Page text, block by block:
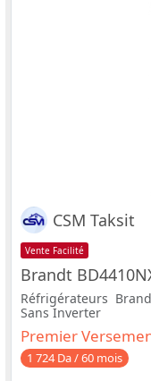
CSM Taksit
Vente Facilité
Brandt
Réfrigérateurs
Sans Inverter
Premier
1 724 Da / 60 mois